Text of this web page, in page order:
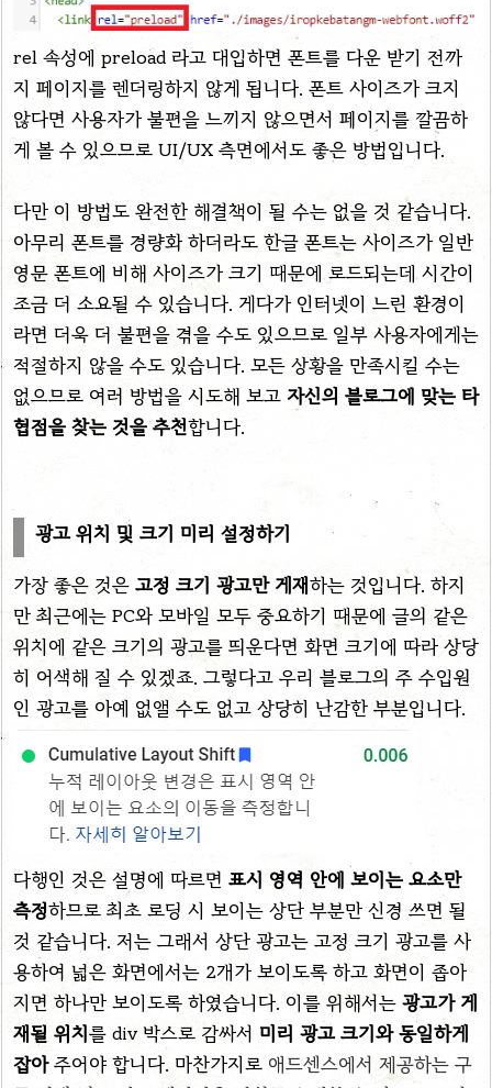
rel 속성에 preload 라고 대입하면 폰트를 다운 받기 전까
지 페이지를 렌더링하지 않게 됩니다. 폰트 사이즈가 크지
않다면 사용자가 불편을 느끼지 않으면서 페이지를 깔끔하
게 볼 수 있으므로 UI/UX 측면에서도 좋은 방법입니다.
다만 이 방법도 완전한 해결책이 될 수는 없을 것 같습니다.
아무리 폰트를 경량화 하더라도 한글 폰트는 사이즈가 일반
영문 폰트에 비해 사이즈가 크기 때문에 로드되는데 시간이
조금 더 소요될 수 있습니다. 게다가 인터넷이 느린 환경이
라면 더욱 더 불편을 겪을 수도 있으므로 일부 사용자에게는
적절하지 않을 수도 있습니다. 모든 상황을 만족시킬 수는
없으므로 여러 방법을 시도해 보고 자신의 블로그에 맞는 타
협점을 찾는 것을 추천합니다.
광고 위치 및 크기 미리 설정하기
가장 좋은 것은 고정 크기 광고만 게재하는 것입니다. 하지
만 최근에는 PC와 모바일 모두 중요하기 때문에 글의 같은
위치에 같은 크기의 광고를 띄운다면 화면 크기에 따라 상당
히 어색해 질 수 있겠죠. 그렇다고 우리 블로그의 주 수입원
인 광고를 아예 없앨 수도 없고 상당히 난감한 부분입니다.
다행인 것은 설명에 따르면 표시 영역 안에 보이는 요소만
측정하므로 최초 로딩 시 보이는 상단 부분만 신경 쓰면 될
것 같습니다. 저는 그래서 상단 광고는 고정 크기 광고를 사
용하여 넓은 화면에서는 2개가 보이도록 하고 화면이 좁아
지면 하나만 보이도록 하였습니다. 이를 위해서는 광고가 게
재될 위치를 div 박스로 감싸서 미리 광고 크기와 동일하게
잡아주어야 합니다. 마찬가지로 애드센스에서 제공하는 구